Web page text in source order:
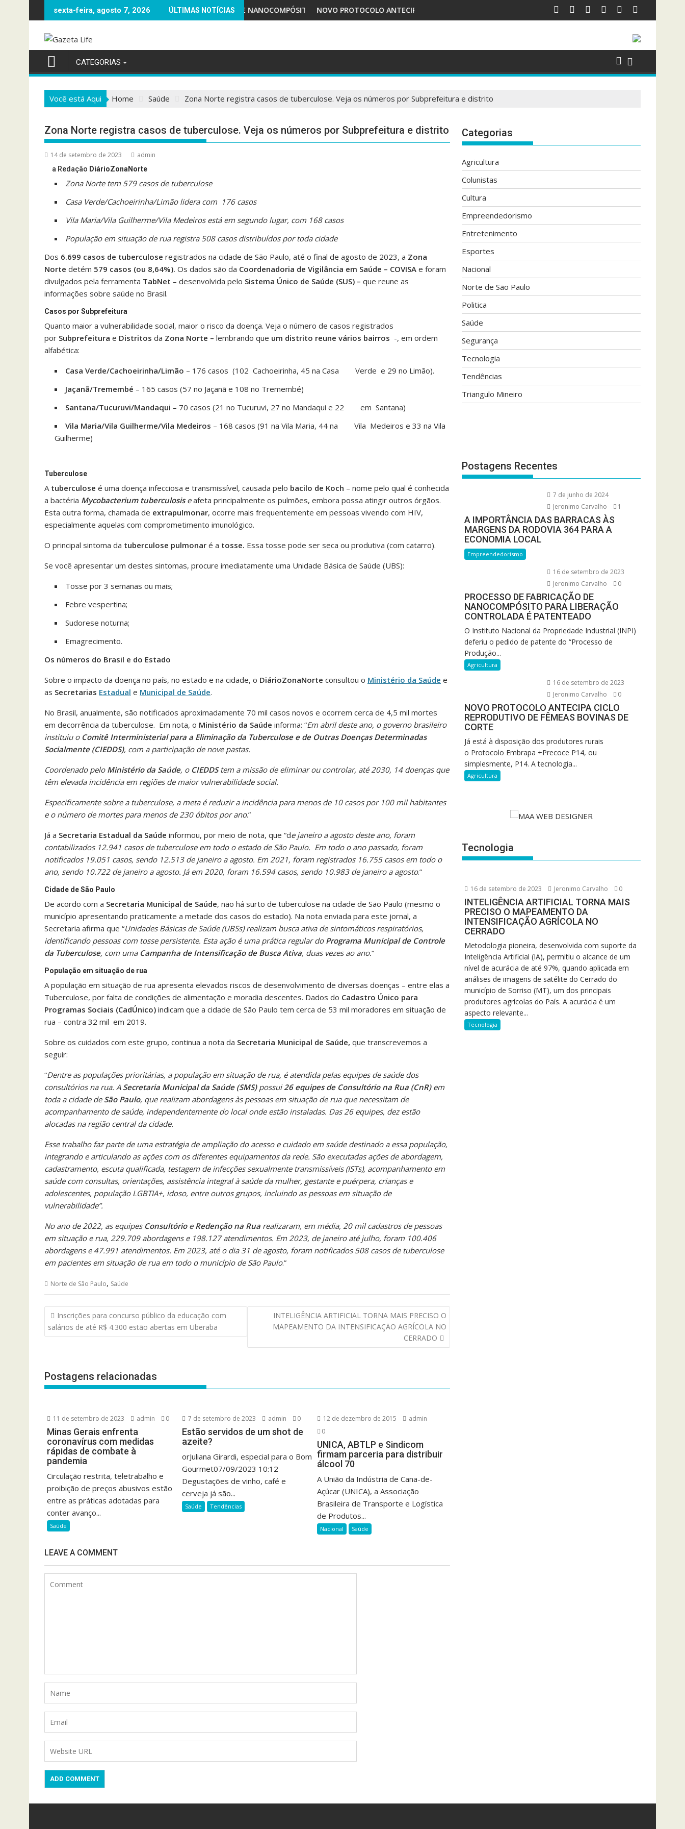
to
sexta-feira, agosto 7, 2026 ÚLTIMAS NOTÍCIAS
ÀS MARGENS DA RODOVIA 364 PARA A ECONOMIA LOCAL
PROCESSO DE FABRICAÇÃO DE NANOCOMPÓSITO PARA LIBERAÇÃO CONTROLADA É PATENTEADO
NOVO PROTOCOLO ANTECIPA CICLO REPRODUTIVO DE FÊMEAS BOVINAS DE CORTE
INTELIGÊNCIA ARTIFICIAL TORNA MAIS PRECISO O Zona Norte
CATEGORIAS
Você está Aqui Home Saúde Zona Norte registra casos de tuberculose. Veja os números por Subprefeitura e distrito
Zona Norte registra casos de tuberculose. Veja os números por Subprefeitura e distrito
14 de setembro de 2023 admin
a Redação DiárioZonaNorte
Zona Norte tem 579 casos de tuberculose
Casa Verde/Cachoeirinha/Limão lidera com 176 casos
Vila Maria/Vila Guilherme/Vila Medeiros está em segundo lugar, com 168 casos
População em situação de rua registra 508 casos distribuídos por toda cidade
Dos 6.699 casos de tuberculose registrados na cidade de São Paulo, até o final de agosto de 2023, a Zona
Norte detém 579 casos (ou 8,64%). Os dados são da Coordenadoria de Vigilância em Saúde – COVISA e foram
divulgados pela ferramenta TabNet – desenvolvida pelo Sistema Único de Saúde (SUS) – que reune as
informações sobre saúde no Brasil.
Casos por Subprefeitura
Quanto maior a vulnerabilidade social, maior o risco da doença. Veja o número de casos registrados
por Subprefeitura e Distritos da Zona Norte – lembrando que um distrito reune vários bairros -, em ordem
alfabética:
Casa Verde/Cachoeirinha/Limão – 176 casos (102 Cachoeirinha, 45 na Casa Verde e 29 no Limão).
Jaçanã/Tremembé – 165 casos (57 no Jaçanã e 108 no Tremembé)
Santana/Tucuruvi/Mandaqui – 70 casos (21 no Tucuruvi, 27 no Mandaqui e 22 em Santana)
Vila Maria/Vila Guilherme/Vila Medeiros – 168 casos (91 na Vila Maria, 44 na Vila Medeiros e 33 na Vila
Guilherme)
Tuberculose
A tuberculose é uma doença infecciosa e transmissível, causada pelo bacilo de Koch – nome pelo qual é conhecida
a bactéria Mycobacterium tuberculosiseafeta principalmente os pulmões, embora possa atingir outros órgãos.
Esta outra forma, chamada de extrapulmonar, ocorre mais frequentemente em pessoas vivendo com HIV,
especialmente aquelas com comprometimento imunológico.
O principal sintoma da tuberculose pulmonar é a tosse. Essa tosse pode ser seca ou produtiva (com catarro).
Se você apresentar um destes sintomas, procure imediatamente uma Unidade Básica de Saúde (UBS):
Tosse por 3 semanas ou mais;
Febre vespertina;
Sudorese noturna;
Emagrecimento.
Os números do Brasil e do Estado
Sobre o impacto da doença no país, no estado e na cidade, o DiárioZonaNorte consultou o Ministério da Saúde e
as Secretarias Estadual e Municipal de Saúde.
No Brasil, anualmente, são notificados aproximadamente 70 mil casos novos e ocorrem cerca de 4,5 mil mortes
em decorrência da tuberculose. Em nota, o Ministério da Saúde informa: “Em abril deste ano, o governo brasileiro
instituiu o Comitê Interministerial para a Eliminação da Tuberculose e de Outras Doenças Determinadas
Socialmente (CIEDDS), com a participação de nove pastas.
Coordenado pelo Ministério da Saúde, o CIEDDStem a missão de eliminar ou controlar, até 2030, 14 doenças que
têm elevada incidência em regiões de maior vulnerabilidade social.
Especificamente sobre a tuberculose, a meta é reduzir a incidência para menos de 10 casos por 100 mil habitantes
e o número de mortes para menos de 230 óbitos por ano.”
Já a Secretaria Estadual da Saúde informou, por meio de nota, que “de janeiro a agosto deste ano, foram
contabilizados 12.941 casos de tuberculose em todo o estado de São Paulo. Em todo o ano passado, foram
notificados 19.051 casos, sendo 12.513 de janeiro a agosto. Em 2021, foram registrados 16.755 casos em todo o
ano, sendo 10.722 de janeiro a agosto. Já em 2020, foram 16.594 casos, sendo 10.983 de janeiro a agosto.”
Cidade de São Paulo
De acordo com a Secretaria Municipal de Saúde, não há surto de tuberculose na cidade de São Paulo (mesmo o
município apresentando praticamente a metade dos casos do estado). Na nota enviada para este jornal, a
Secretaria afirma que “Unidades Básicas de Saúde (UBSs) realizam busca ativa de sintomáticos respiratórios,
identificando pessoas com tosse persistente. Esta ação é uma prática regular do Programa Municipal de Controle
da Tuberculose, com uma Campanha de Intensificação de Busca Ativa, duas vezes ao ano.“
População em situação de rua
A população em situação de rua apresenta elevados riscos de desenvolvimento de diversas doenças – entre elas a
Tuberculose, por falta de condições de alimentação e moradia descentes. Dados do Cadastro Único para
Programas Sociais (CadÚnico) indicam que a cidade de São Paulo tem cerca de 53 mil moradores em situação de
rua – contra 32 mil em 2019.
Sobre os cuidados com este grupo, continua a nota da Secretaria Municipal de Saúde, que transcrevemos a
seguir:
“Dentre as populações prioritárias, a população em situação de rua, é atendida pelas equipes de saúde dos
consultórios na rua. A Secretaria Municipal da Saúde (SMS)possui26 equipes de Consultório na Rua (CnR)em
toda a cidade de São Paulo, que realizam abordagens às pessoas em situação de rua que necessitam de
acompanhamento de saúde, independentemente do local onde estão instaladas. Das 26 equipes, dez estão
alocadas na região central da cidade.
Esse trabalho faz parte de uma estratégia de ampliação do acesso e cuidado em saúde destinado a essa população,
integrando e articulando as ações com os diferentes equipamentos da rede. São executadas ações de abordagem,
cadastramento, escuta qualificada, testagem de infecções sexualmente transmissíveis (ISTs), acompanhamento em
saúde com consultas, orientações, assistência integral à saúde da mulher, gestante e puérpera, crianças e
adolescentes, população LGBTIA+, idoso, entre outros grupos, incluindo as pessoas em situação de
vulnerabilidade”.
No ano de 2022, as equipes Consultórioe Redenção na Rua realizaram, em média, 20 mil cadastros de pessoas
em situação e rua, 229.709 abordagens e 198.127 atendimentos. Em 2023, de janeiro até julho, foram 100.406
abordagens e 47.991 atendimentos. Em 2023, até o dia 31 de agosto, foram notificados 508 casos de tuberculose
em pacientes em situação de rua em todo o município de São Paulo.”
Norte de São Paulo, Saúde
Navegação
de
Post
Inscrições para concurso público da educação com
salários de até R$ 4.300 estão abertas em Uberaba
INTELIGÊNCIA ARTIFICIAL TORNA MAIS PRECISO O
MAPEAMENTO DA INTENSIFICAÇÃO AGRÍCOLA NO
CERRADO
Postagens relacionadas
11 de setembro de 2023 admin 0
Minas Gerais enfrenta
coronavírus com medidas
rápidas de combate à
pandemia
Circulação restrita, teletrabalho e
proibição de preços abusivos estão
entre as práticas adotadas para
conter avanço...
Saúde
7 de setembro de 2023 admin 0
Estão servidos de um shot de
azeite?
orJuliana Girardi, especial para o Bom
Gourmet07/09/2023 10:12
Degustações de vinho, café e
cerveja já são...
Saúde Tendências
12 de dezembro de 2015
admin
0
UNICA, ABTLP e Sindicom
firmam parceria para distribuir
álcool 70
A União da Indústria de Cana-de-
Açúcar (UNICA), a Associação
Brasileira de Transporte e Logística
de Produtos...
Nacional Saúde
LEAVE A COMMENT
Categorias
Agricultura
Colunistas
Cultura
Empreendedorismo
Entretenimento
Esportes
Nacional
Norte de São Paulo
Politica
Saúde
Segurança
Tecnologia
Tendências
Triangulo Mineiro
Postagens Recentes
7 de junho de 2024
Jeronimo Carvalho
1
A IMPORTÂNCIA DAS BARRACAS ÀS
MARGENS DA RODOVIA 364 PARA A
ECONOMIA LOCAL
Empreendedorismo
16 de setembro de 2023
Jeronimo Carvalho
0
PROCESSO DE FABRICAÇÃO DE
NANOCOMPÓSITO PARA LIBERAÇÃO
CONTROLADA É PATENTEADO
O Instituto Nacional da Propriedade Industrial (INPI)
deferiu o pedido de patente do “Processo de
Produção...
Agricultura
16 de setembro de 2023
Jeronimo Carvalho
0
NOVO PROTOCOLO ANTECIPA CICLO
REPRODUTIVO DE FÊMEAS BOVINAS DE
CORTE
Já está à disposição dos produtores rurais
o Protocolo Embrapa +Precoce P14, ou
simplesmente, P14. A tecnologia...
Agricultura
Tecnologia
16 de setembro de 2023 Jeronimo Carvalho 0
INTELIGÊNCIA ARTIFICIAL TORNA MAIS
PRECISO O MAPEAMENTO DA
INTENSIFICAÇÃO AGRÍCOLA NO
CERRADO
Metodologia pioneira, desenvolvida com suporte da
Inteligência Artificial (IA), permitiu o alcance de um
nível de acurácia de até 97%, quando aplicada em
análises de imagens de satélite do Cerrado do
município de Sorriso (MT), um dos principais
produtores agrícolas do País. A acurácia é um
aspecto relevante...
Tecnologia